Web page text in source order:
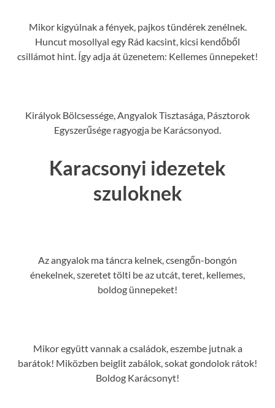
Mikor kigyúlnak a fények, pajkos tündérek zenélnek.
Huncut mosollyal egy Rád kacsint, kicsi kendőből
csillámot hint. Így adja át üzenetem: Kellemes ünnepeket!
Királyok Bölcsessége, Angyalok Tisztasága, Pásztorok
Egyszerűsége ragyogja be Karácsonyod.
Karacsonyi idezetek
szuloknek
Az angyalok ma táncra kelnek, csengőn-bongón
énekelnek, szeretet tölti be az utcát, teret, kellemes,
boldog ünnepeket!
Mikor együtt vannak a családok, eszembe jutnak a
barátok! Miközben beiglit zabálok, sokat gondolok rátok!
Boldog Karácsonyt!